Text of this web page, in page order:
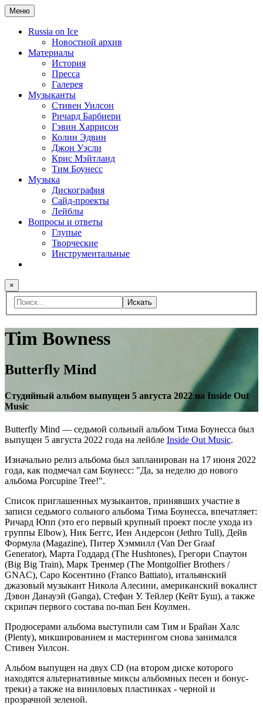
Меню
Russia on Ice
Новостной архив
Материалы
История
Пресса
Галерея
Музыканты
Стивен Уилсон
Ричард Барбиери
Гэвин Харрисон
Колин Эдвин
Джон Уэсли
Крис Мэйтланд
Тим Боунесс
Музыка
Дискография
Сайд-проекты
Лейблы
Вопросы и ответы
Глупые
Творческие
Инструментальные
×
Искать
Tim Bowness
Butterfly Mind
Студийный альбом выпущен 5 августа 2022 на Inside Out
Music
Butterfly Mind — седьмой сольный альбом Тима Боунесса был
выпущен 5 августа 2022 года на лейбле Inside Out Music.
Изначально релиз альбома был запланирован на 17 июня 2022
года, как подмечал сам Боунесс: "Да, за неделю до нового
альбома Porcupine Tree!".
Список приглашенных музыкантов, принявших участие в
записи седьмого сольного альбома Тима Боунесса, впечатляет:
Ричард Юпп (это его первый крупный проект после ухода из
группы Elbow), Ник Беггс, Иен Андерсон (Jethro Tull), Дейв
Формула (Magazine), Питер Хэммилл (Van Der Graaf
Generator), Марта Годдард (The Hushtones), Грегори Спаутон
(Big Big Train), Марк Тренмер (The Montgolfier Brothers /
GNAC), Саро Косентино (Franco Battiato), итальянский
джазовый музыкант Никола Алесини, американский вокалист
Дэвон Данауэй (Ganga), Стефан У. Тейлер (Кейт Буш), а также
скрипач первого состава no-man Бен Коулмен.
Продюсерами альбома выступили сам Тим и Брайан Халс
(Plenty), микшированием и мастерингом снова занимался
Стивен Уилсон.
Альбом выпущен на двух CD (на втором диске которого
находятся альтернативные миксы альбомных песен и бонус-
треки) а также на виниловых пластинках - черной и
прозрачной зеленой.